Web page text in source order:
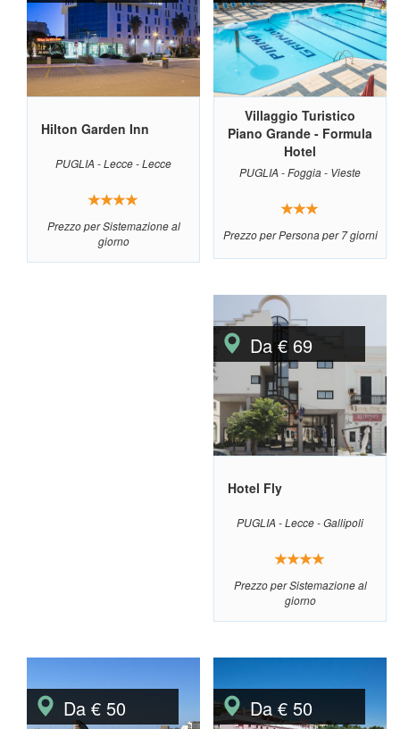
Hilton Garden Inn
PUGLIA - Lecce - Lecce
Prezzo per Sistemazione al
giorno
Villaggio Turistico
Piano Grande - Formula
Hotel
PUGLIA - Foggia - Vieste
Prezzo per Persona per 7 giorni
Da € 69
Hotel Fly
PUGLIA - Lecce - Gallipoli
Prezzo per Sistemazione al
giorno
Da € 50 Da € 50